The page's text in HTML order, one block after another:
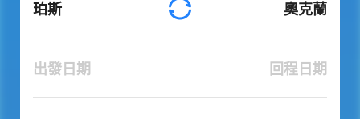
珀斯 奧克蘭
出發日期 回程日期